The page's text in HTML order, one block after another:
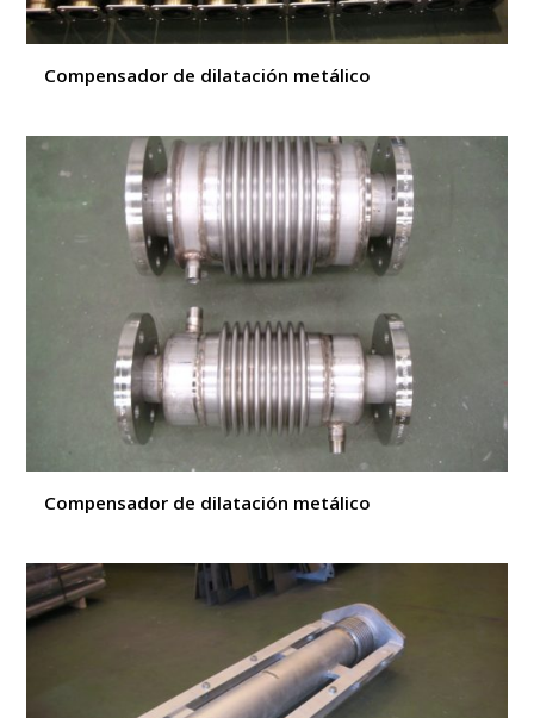
Compensador de dilatación metálico
Compensador de dilatación metálico